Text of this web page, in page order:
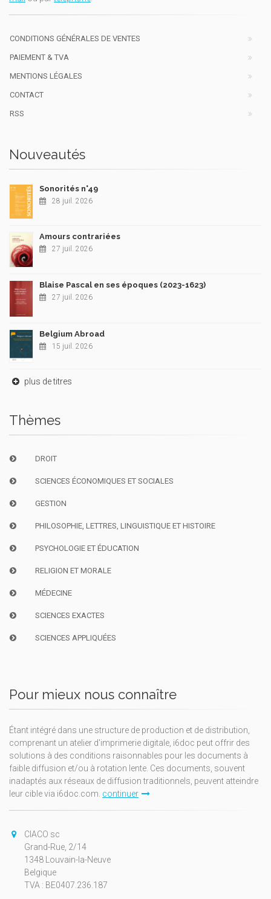
CONDITIONS GÉNÉRALES DE VENTES
PAIEMENT & TVA
MENTIONS LÉGALES
CONTACT
RSS
Nouveautés
Sonorités n°49
28 juil. 2026
Amours contrariées
27 juil. 2026
Blaise Pascal en ses époques (2023-1623)
27 juil. 2026
Belgium Abroad
15 juil. 2026
plus de titres
Thèmes
DROIT
SCIENCES ÉCONOMIQUES ET SOCIALES
GESTION
PHILOSOPHIE, LETTRES, LINGUISTIQUE ET HISTOIRE
PSYCHOLOGIE ET ÉDUCATION
RELIGION ET MORALE
MÉDECINE
SCIENCES EXACTES
SCIENCES APPLIQUÉES
Pour mieux nous connaître
Étant intégré dans une structure de production et de distribution,
comprenant un atelier d'imprimerie digitale, i6doc peut offrir des
solutions à des conditions raisonnables pour les documents à
faible diffusion et/ou à rotation lente. Ces documents, souvent
inadaptés aux réseaux de diffusion traditionnels, peuvent atteindre
leur cible via i6doc.com. continuer
CIACO sc
Grand-Rue, 2/14
1348 Louvain-la-Neuve
Belgique
TVA : BE0407.236.187